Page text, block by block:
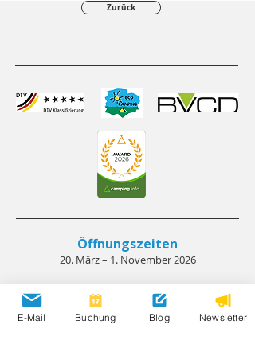
Zurück
Öffnungszeiten
20. März – 1. November 2026
Bewertungen
E-Mail Buchung Blog Newsletter